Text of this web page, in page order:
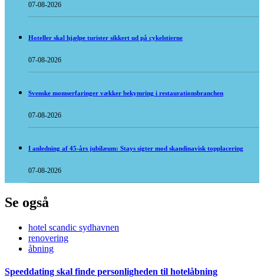
07-08-2026
Hoteller skal hjælpe turister sikkert ud på cykelstierne
07-08-2026
Svenske momserfaringer vækker bekymring i restaurationsbranchen
07-08-2026
I anledning af 45-års jubilæum: Stays sigter mod skandinavisk topplacering
07-08-2026
Se også
hotel scandic sydhavnen
renovering
åbning
Speeddating skal finde personligheden til hotelåbning